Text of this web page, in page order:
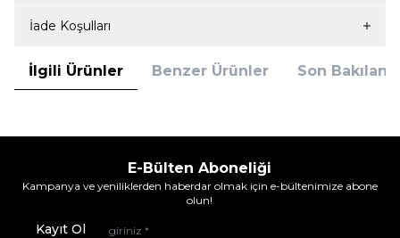
İade Koşulları
İlgili Ürünler Benzer Ürünler Son
E-Bülten Aboneliği
Kampanya ve yeniliklerden haberdar olmak için e-bültenimize abone
olun!
Kayıt Ol